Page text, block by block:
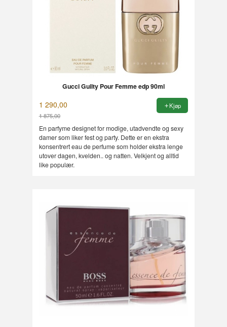
Gucci Guilty Pour Femme edp 90ml
1 290,00
1 875,00
Rabatt
Kjøp
En parfyme designet for modige, utadvendte og sexy
damer som liker fest og party. Dette er en ekstra
konsentrert eau de perfume som holder ekstra lenge
utover dagen, kvelden.. og natten. Velkjent og alltid
like populær.